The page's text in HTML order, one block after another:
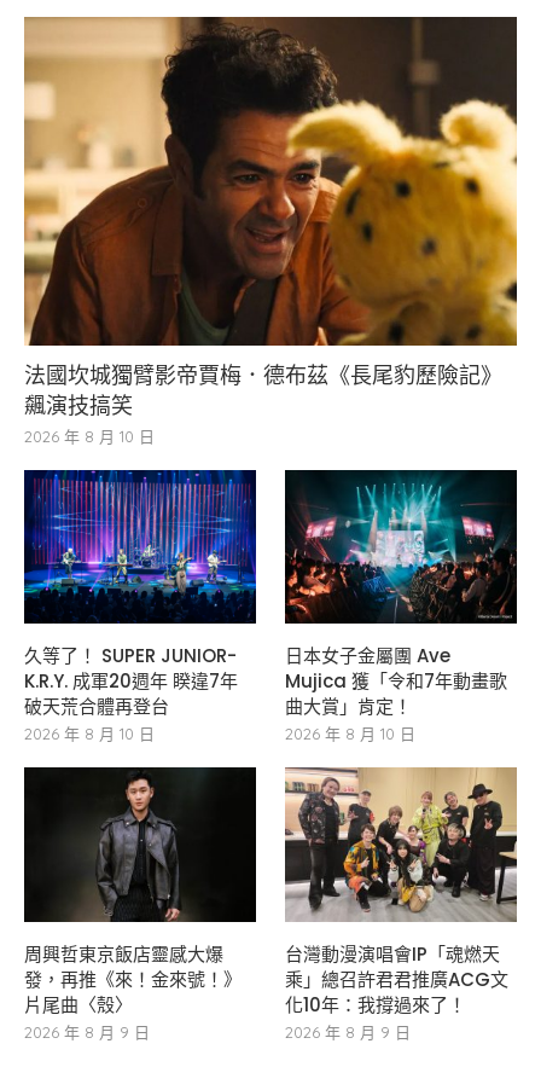
法國坎城獨臂影帝賈梅．德布茲《長尾豹歷險記》
飆演技搞笑
2026 年 8 月 10 日
久等了！ SUPER JUNIOR-
K.R.Y. 成軍20週年 睽違7年
破天荒合體再登台
2026 年 8 月 10 日
日本女子金屬團 Ave
Mujica 獲「令和7年動畫歌
曲大賞」肯定！
2026 年 8 月 10 日
周興哲東京飯店靈感大爆
發，再推《來！金來號！》
片尾曲〈殼〉
2026 年 8 月 9 日
台灣動漫演唱會IP「魂燃天
乘」總召許君君推廣ACG文
化10年：我撐過來了！
2026 年 8 月 9 日